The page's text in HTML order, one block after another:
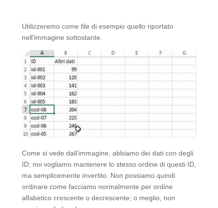
Utilizzeremo come file di esempio quello riportato
nell’immagine sottostante.
Come si vede dall’immagine, abbiamo dei dati con degli
ID; noi vogliamo mantenere lo stesso ordine di questi ID,
ma semplicemente invertito. Non possiamo quindi
ordinare come facciamo normalmente per ordine
alfabetico crescente o decrescente; o meglio, non